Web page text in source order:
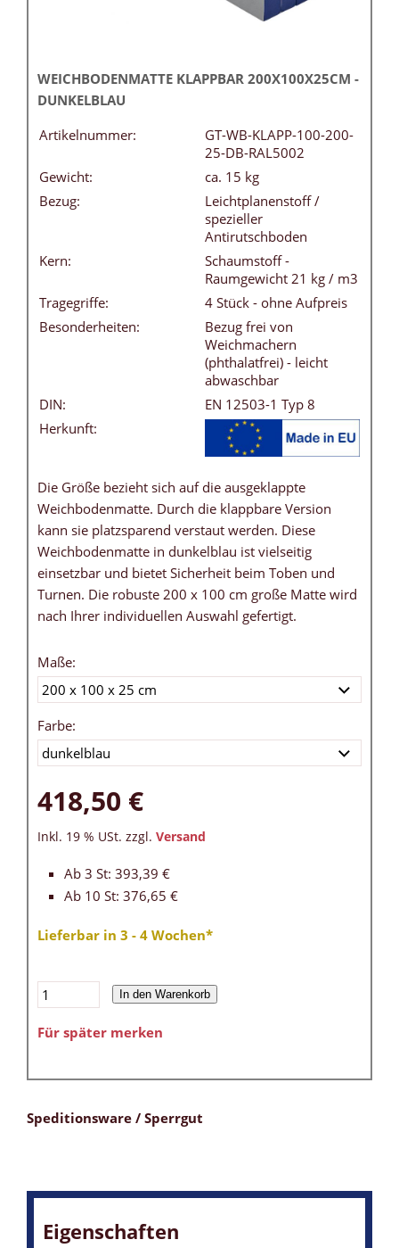
WEICHBODENMATTE KLAPPBAR 200X100X25CM -
DUNKELBLAU
Artikelnummer:
GT-WB-KLAPP-100-200-
25-DB-RAL5002
Gewicht:
ca. 15 kg
Bezug:
Leichtplanenstoff /
spezieller
Antirutschboden
Kern:
Schaumstoff -
Raumgewicht 21 kg / m3
Tragegriffe:
4 Stück - ohne Aufpreis
Besonderheiten:
Bezug frei von
Weichmachern
(phthalatfrei) - leicht
abwaschbar
DIN:
EN 12503-1 Typ 8
Herkunft:
Die Größe bezieht sich auf die ausgeklappte
Weichbodenmatte. Durch die klappbare Version
kann sie platzsparend verstaut werden. Diese
Weichbodenmatte in dunkelblau ist vielseitig
einsetzbar und bietet Sicherheit beim Toben und
Turnen. Die robuste 200 x 100 cm große Matte wird
nach Ihrer individuellen Auswahl gefertigt.
Maße:
Farbe:
418,50 €
Inkl. 19 % USt. zzgl. Versand
Ab 3 St: 393,39 €
Ab 10 St: 376,65 €
Lieferbar in 3 - 4 Wochen*
In den Warenkorb
Für später merken
Speditionsware / Sperrgut
Eigenschaften